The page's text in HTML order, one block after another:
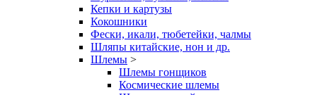
Кепки и картузы
Кокошники
Фески, икали, тюбетейки, чалмы
Шляпы китайские, нон и др.
Шлемы >
Шлемы гонщиков
Космические шлемы